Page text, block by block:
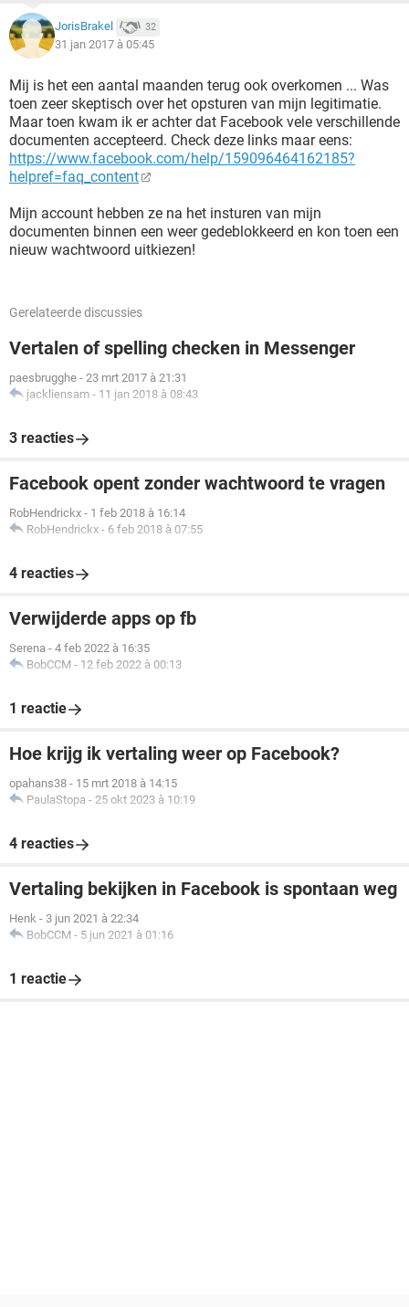
JorisBrakel 32
31 jan 2017 à 05:45
Mij is het een aantal maanden terug ook overkomen ... Was
toen zeer skeptisch over het opsturen van mijn legitimatie.
Maar toen kwam ik er achter dat Facebook vele verschillende
documenten accepteerd. Check deze links maar eens:
https://www.facebook.com/help/159096464162185?
helpref=faq_content
Mijn account hebben ze na het insturen van mijn
documenten binnen een weer gedeblokkeerd en kon toen een
nieuw wachtwoord uitkiezen!
Gerelateerde discussies
Vertalen of spelling checken in Messenger
paesbrugghe - 23 mrt 2017 à 21:31
jackliensam - 11 jan 2018 à 08:43
3 reacties
Facebook opent zonder wachtwoord te vragen
RobHendrickx - 1 feb 2018 à 16:14
RobHendrickx - 6 feb 2018 à 07:55
4 reacties
Verwijderde apps op fb
Serena - 4 feb 2022 à 16:35
BobCCM - 12 feb 2022 à 00:13
1 reactie
Hoe krijg ik vertaling weer op Facebook?
opahans38 - 15 mrt 2018 à 14:15
PaulaStopa - 25 okt 2023 à 10:19
4 reacties
Vertaling bekijken in Facebook is spontaan weg
Henk - 3 jun 2021 à 22:34
BobCCM - 5 jun 2021 à 01:16
1 reactie